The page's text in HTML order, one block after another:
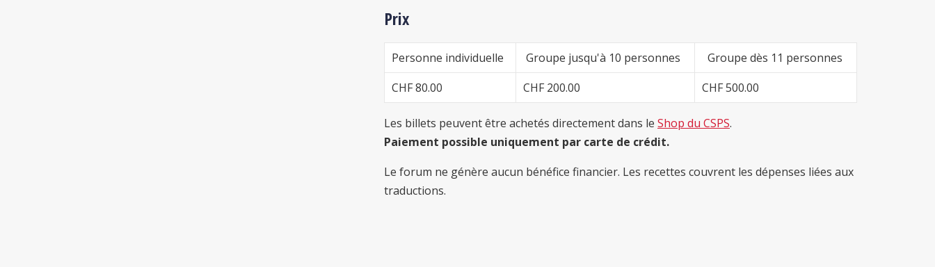
Prix
Personne individuelle Groupe jusqu'à 10 personnes
Groupe dès 11 personnes
CHF 80.00
CHF 200.00 CHF 500.00
Les billets peuvent être achetés directement dans le Shop du CSPS.
Paiement possible uniquement par carte de crédit.
Le forum ne génère aucun bénéfice financier. Les recettes couvrent les dépenses liées aux
traductions.